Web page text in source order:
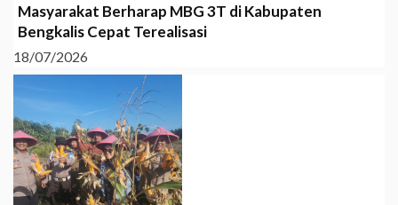
Masyarakat Berharap MBG 3T di Kabupaten
Bengkalis Cepat Terealisasi
18/07/2026